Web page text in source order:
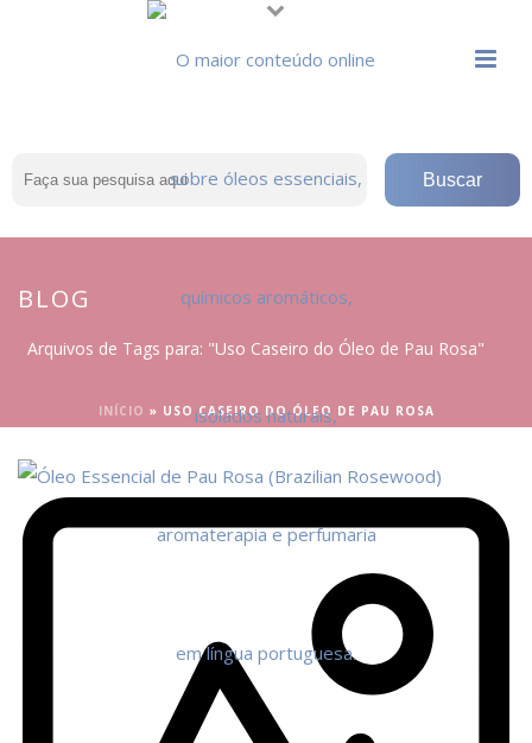
BLOG
Arquivos de Tags para: "Uso Caseiro do Óleo de Pau Rosa"
INÍCIO » USO CASEIRO DO ÓLEO DE PAU ROSA